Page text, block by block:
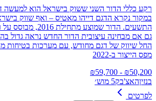
רקע כללי הדור השני ששוק בישראל הוא למעשה
במקור נקרא הדגם דייהו מאטיס – ואף שווק
התשעים. הדור שמוצע
החל שיווק של דגם מחודש, עם מערכות בטיחות
מפס הייצור ב-2022
₪50,200
- ₪
59,700
בנזיןהאצ'בק5 מוש׳
לפרטים